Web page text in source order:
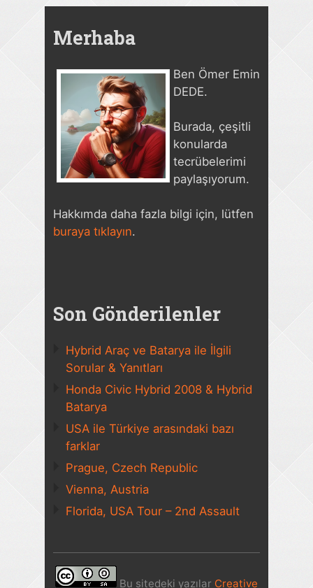
Merhaba
Ben Ömer Emin
DEDE.
Burada, çeşitli
konularda
tecrübelerimi
paylaşıyorum.
Hakkımda daha fazla bilgi için, lütfen
buraya tıklayın.
Son Gönderilenler
Hybrid Araç ve Batarya ile İlgili
Sorular & Yanıtları
Honda Civic Hybrid 2008 & Hybrid
Batarya
USA ile Türkiye arasındaki bazı
farklar
Prague, Czech Republic
Vienna, Austria
Florida, USA Tour – 2nd Assault
Bu sitedeki yazılar Creative